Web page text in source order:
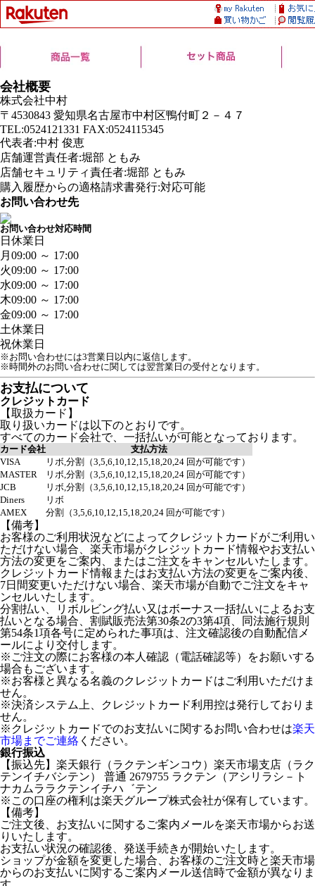
会社概要
株式会社中村
〒4530843 愛知県名古屋市中村区鴨付町２－４７
TEL:0524121331 FAX:0524115345
代表者:中村 俊恵
店舗運営責任者:堀部 ともみ
店舗セキュリティ責任者:堀部 ともみ
購入履歴からの適格請求書発行:対応可能
お問い合わせ先
お問い合わせ対応時間
日 休業日
月 09:00 ～ 17:00
火09:00 ～ 17:00
水09:00 ～ 17:00
木09:00 ～ 17:00
金09:00 ～ 17:00
土休業日
祝休業日
※お問い合わせには3営業日以内に返信します。
※時間外のお問い合わせに関しては翌営業日の受付となります。
お支払について
クレジットカード
【取扱カード】
取り扱いカードは以下のとおりです。
すべてのカード会社で、一括払いが可能となっております。
カード会社
支払方法
VISA
リボ,分割（3,5,6,10,12,15,18,20,24 回が可能です）
MASTER
リボ,分割（3,5,6,10,12,15,18,20,24 回が可能です）
JCB
リボ,分割（3,5,6,10,12,15,18,20,24 回が可能です）
Diners
リボ
AMEX
分割（3,5,6,10,12,15,18,20,24 回が可能です）
【備考】
お客様のご利用状況などによってクレジットカードがご利用い
ただけない場合、楽天市場がクレジットカード情報やお支払い
方法の変更をご案内、またはご注文をキャンセルいたします。
クレジットカード情報またはお支払い方法の変更をご案内後、
7日間変更いただけない場合、楽天市場が自動でご注文をキャ
ンセルいたします。
分割払い、リボルビング払い又はボーナス一括払いによるお支
払いとなる場合、割賦販売法第30条2の3第4項、同法施行規則
第54条1項各号に定められた事項は、注文確認後の自動配信メ
ールにより交付します。
※ご注文の際にお客様の本人確認（電話確認等）をお願いする
場合もございます。
※お客様と異なる名義のクレジットカードはご利用いただけま
せん。
※決済システム上、クレジットカード利用控は発行しておりま
せん。
※クレジットカードでのお支払いに関するお問い合わせは楽天
市場までご連絡 ください。
銀行振込
【振込先】楽天銀行（ラクテンギンコウ）楽天市場支店（ラク
テンイチバシテン） 普通 2679755 ラクテン（アシリラシ－ト
ナカムララクテンイチハ゛テン
※この口座の権利は楽天グループ株式会社が保有しています。
【備考】
ご注文後、お支払いに関するご案内メールを楽天市場からお送
りいたします。
お支払い状況の確認後、発送手続きが開始いたします。
ショップが金額を変更した場合、お客様のご注文時と楽天市場
からのお支払いに関するご案内メール送信時で金額が異なりま